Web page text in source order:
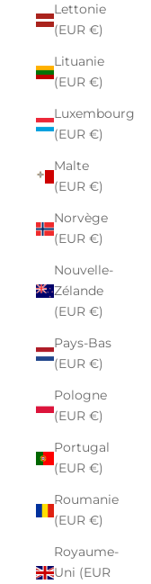
Lettonie
(EUR €)
Lituanie
(EUR €)
Luxembourg
(EUR €)
Malte
(EUR €)
Norvège
(EUR €)
Nouvelle-
Zélande
(EUR €)
Pays-Bas
(EUR €)
Pologne
(EUR €)
Portugal
(EUR €)
Roumanie
(EUR €)
Royaume-
Uni (EUR